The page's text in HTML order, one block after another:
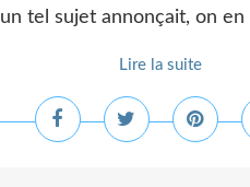
tel sujet annonçait, on
Lire la suite